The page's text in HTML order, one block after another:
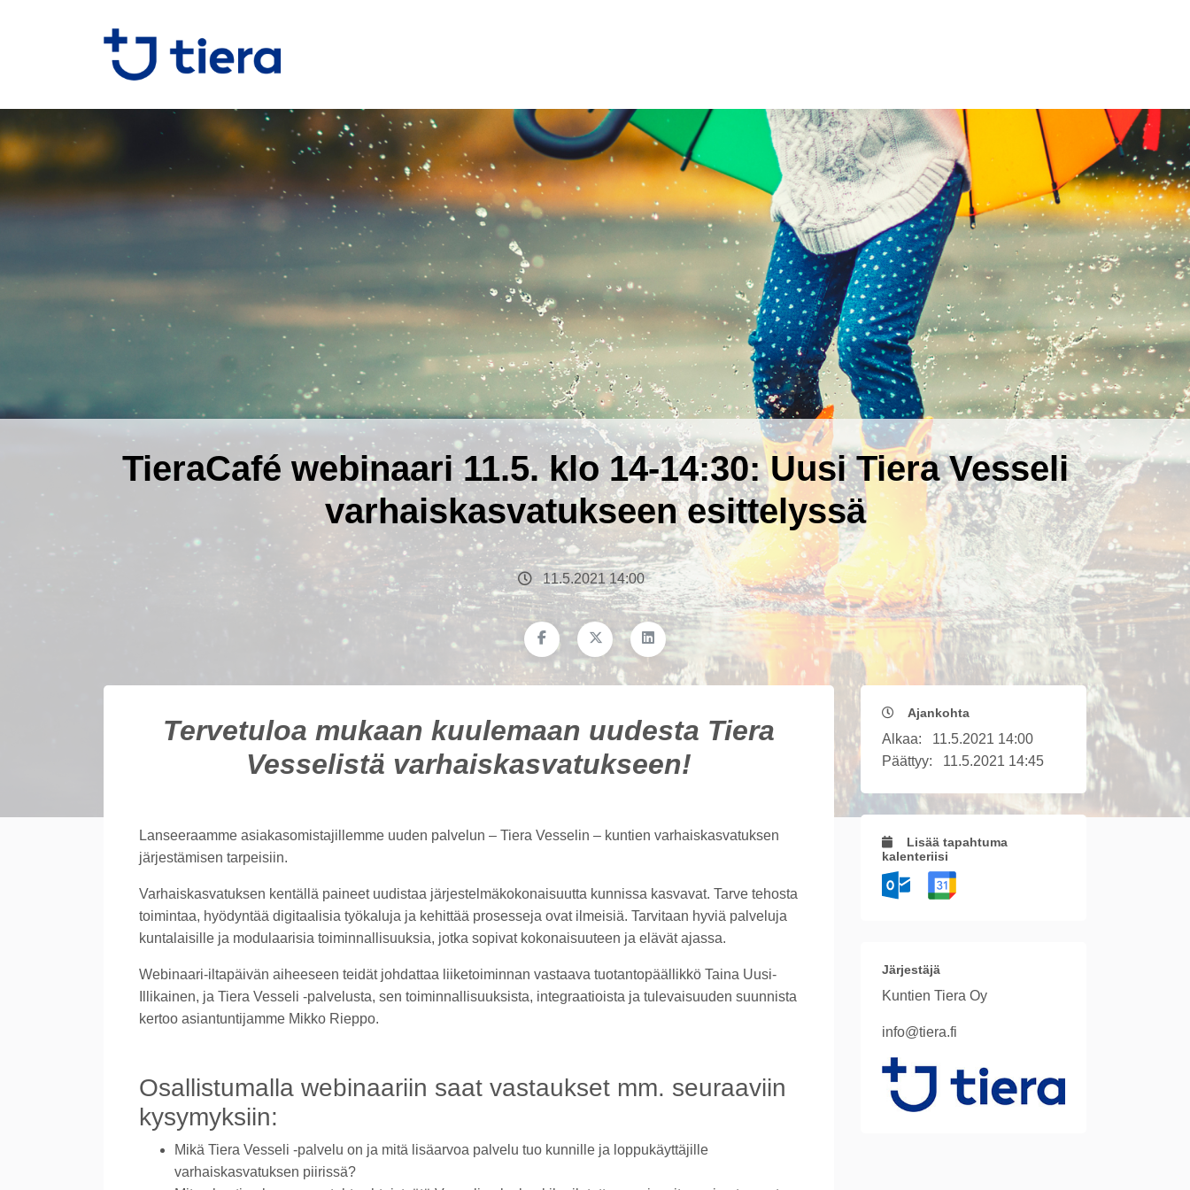
TieraCafé webinaari 11.5. klo 14-14:30: Uusi Tiera Vesseli
varhaiskasvatukseen esittelyssä
11.5.2021 14:00
Tervetuloa mukaan kuulemaan uudesta Tiera
Vesselistä varhaiskasvatukseen!
Lanseeraamme asiakasomistajillemme uuden palvelun – Tiera Vesselin – kuntien varhaiskasvatuksen
järjestämisen tarpeisiin.
Varhaiskasvatuksen kentällä paineet uudistaa järjestelmäkokonaisuutta kunnissa kasvavat. Tarve tehosta
toimintaa, hyödyntää digitaalisia työkaluja ja kehittää prosesseja ovat ilmeisiä. Tarvitaan hyviä palveluja
kuntalaisille ja modulaarisia toiminnallisuuksia, jotka sopivat kokonaisuuteen ja elävät ajassa.
Webinaari-iltapäivän aiheeseen teidät johdattaa liiketoiminnan vastaava tuotantopäällikkö Taina Uusi-
Illikainen, ja Tiera Vesseli -palvelusta, sen toiminnallisuuksista, integraatioista ja tulevaisuuden suunnista
kertoo asiantuntijamme Mikko Rieppo.
Osallistumalla webinaariin saat vastaukset mm. seuraaviin
kysymyksiin:
Mikä Tiera Vesseli -palvelu on ja mitä lisäarvoa palvelu tuo kunnille ja loppukäyttäjille
varhaiskasvatuksen piirissä?
Ajankohta
Alkaa: 11.5.2021 14:00
Päättyy: 11.5.2021 14:45
Lisää tapahtuma
kalenteriisi
Järjestäjä
Kuntien Tiera Oy
info@tiera.fi